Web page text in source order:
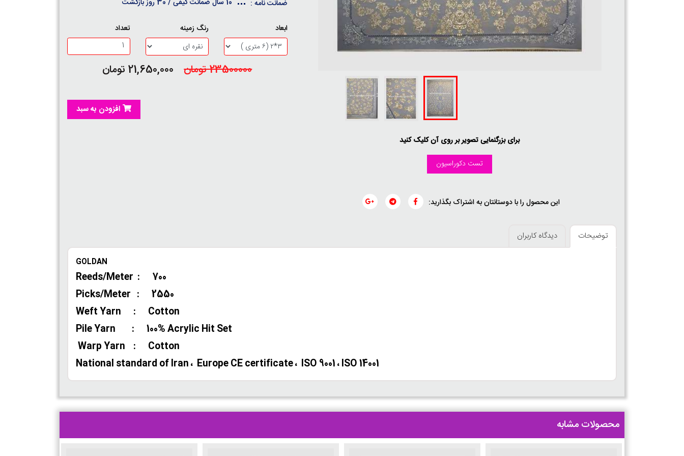
برای بزرگنمایی تصویر بر روی آن کلیک کنید
تست دکوراسیون
این محصول را با دوستانتان به اشتراک بگذارید:
ضمانت نامه :
10 سال ضمانت کیفی / 30 روز بازگشت
ابعاد رنگ زمینه تعداد
23500000 تومان 21,650,000 تومان
افزودن به سبد
توضیحات دیدگاه کاربران
GOLDAN
Reeds/Meter : 700
Picks/Meter : 2550
Weft Yarn : Cotton
Pile Yarn : 100% Acrylic Hit Set
Warp Yarn : Cotton
National standard of Iran ، Europe CE certificate ، ISO 9001 ، ISO 14001
محصولات مشابه